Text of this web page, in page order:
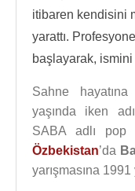
itibaren kendisini
yarattı.
başlayarak, ismini
Sahne
yaşında iken
SABA adlı pop
Özbekistan’da
yarışmasına 1991